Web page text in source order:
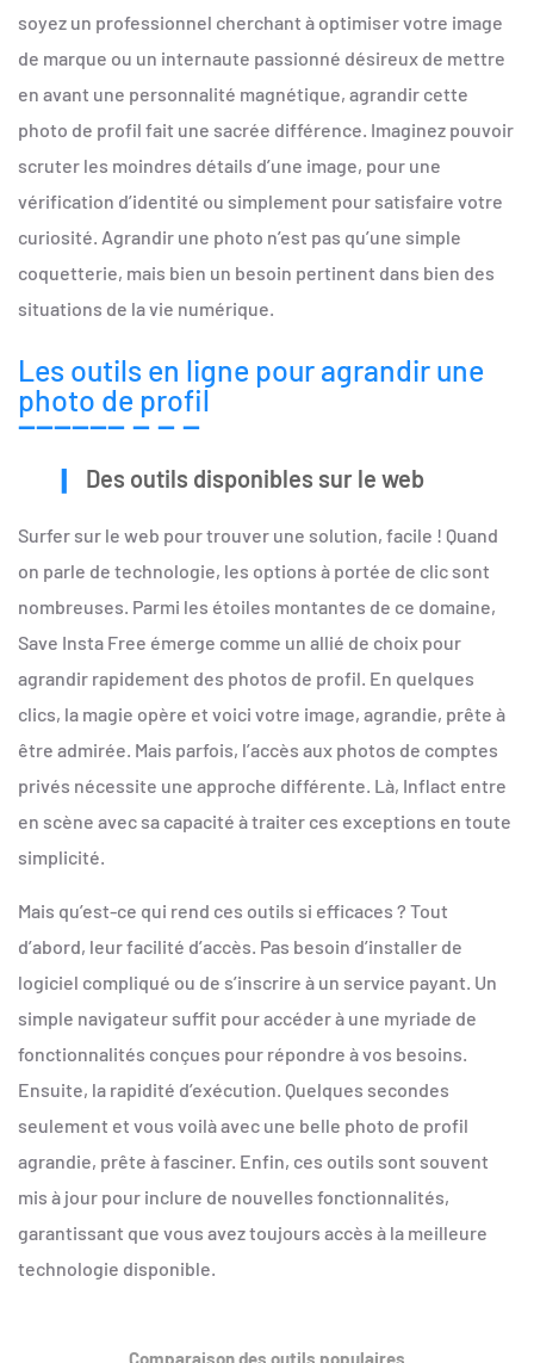
soyez un professionnel cherchant à optimiser votre image
de marque ou un internaute passionné désireux de mettre
en avant une personnalité magnétique, agrandir cette
photo de profil fait une sacrée différence. Imaginez pouvoir
scruter les moindres détails d’une image, pour une
vérification d’identité ou simplement pour satisfaire votre
curiosité. Agrandir une photo n’est pas qu’une simple
coquetterie, mais bien un besoin pertinent dans bien des
situations de la vie numérique.
Les outils en ligne pour agrandir une
photo de profil
Des outils disponibles sur le web
Surfer sur le web pour trouver une solution, facile ! Quand
on parle de technologie, les options à portée de clic sont
nombreuses. Parmi les étoiles montantes de ce domaine,
Save Insta Free émerge comme un allié de choix pour
agrandir rapidement des photos de profil. En quelques
clics, la magie opère et voici votre image, agrandie, prête à
être admirée. Mais parfois, l’accès aux photos de comptes
privés nécessite une approche différente. Là, Inflact entre
en scène avec sa capacité à traiter ces exceptions en toute
simplicité.
Mais qu’est-ce qui rend ces outils si efficaces ? Tout
d’abord, leur facilité d’accès. Pas besoin d’installer de
logiciel compliqué ou de s’inscrire à un service payant. Un
simple navigateur suffit pour accéder à une myriade de
fonctionnalités conçues pour répondre à vos besoins.
Ensuite, la rapidité d’exécution. Quelques secondes
seulement et vous voilà avec une belle photo de profil
agrandie, prête à fasciner. Enfin, ces outils sont souvent
mis à jour pour inclure de nouvelles fonctionnalités,
garantissant que vous avez toujours accès à la meilleure
technologie disponible.
Comparaison des outils populaires